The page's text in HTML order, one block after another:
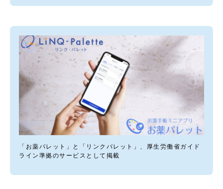
「お薬パレット」と「リンクパレット」、厚生労働省ガイド
ライン準拠のサービスとして掲載